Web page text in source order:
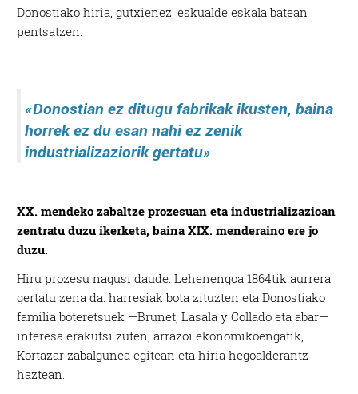
Donostiako hiria, gutxienez, eskualde eskala batean
pentsatzen.
«Donostian ez ditugu fabrikakikusten, baina
horrek ez du esan nahi ez zenik
industrializaziorik gertatu»
XX. mendeko zabaltze prozesuan eta industrializazioan
zentratu duzu ikerketa, baina XIX. menderaino ere jo
duzu.
Hiru prozesu nagusi daude. Lehenengoa 1864tik aurrera
gertatu zena da: harresiak bota zituzten eta Donostiako
familia boteretsuek —Brunet, Lasala y Collado eta abar—
interesa erakutsi zuten, arrazoi ekonomikoengatik,
Kortazar zabalgunea egitean eta hiria hegoalderantz
haztean.